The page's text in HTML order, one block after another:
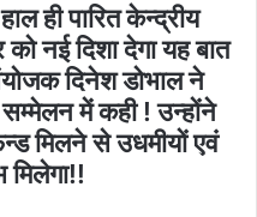
ही पारित केन्द्रीय
नई दिशा देगा यह बात
दिनेश डोभाल ने
में कही ! उन्होंने
मिलने से उधमीयों एवं
मिलेगा!!